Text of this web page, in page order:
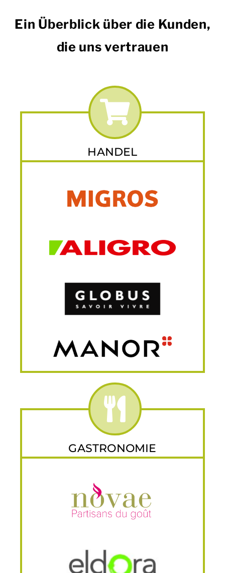
Ein Überblick über die Kunden,
die uns vertrauen
HANDEL
GASTRONOMIE